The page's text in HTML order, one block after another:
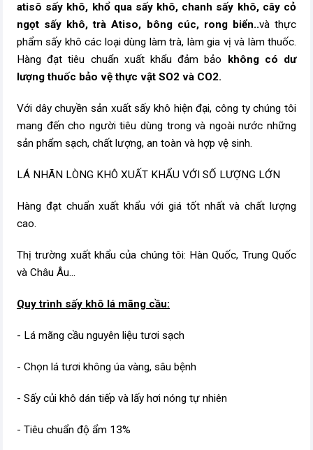
atisô sấy khô, khổ qua sấy khô, chanh sấy khô, cây cỏ
ngọt sấy khô, trà Atiso, bông cúc, rong biển..và thực
phẩm sấy khô các loại dùng làm trà, làm gia vị và làm thuốc.
Hàng đạt tiêu chuẩn xuất khẩu đảm bảo không có dư
lượng thuốc bảo vệ thực vật SO2 và CO2.
Với dây chuyền sản xuất sấy khô hiện đại, công ty chúng tôi
mang đến cho người tiêu dùng trong và ngoài nước những
sản phẩm sạch, chất lượng, an toàn và hợp vệ sinh.
LÁ NHÃN LÒNG KHÔ XUẤT KHẨU VỚI SỐ LƯỢNG LỚN
Hàng đạt chuẩn xuất khẩu với giá tốt nhất và chất lượng
cao.
Thị trường xuất khẩu của chúng tôi: Hàn Quốc, Trung Quốc
và Châu Âu...
Quy trình sấy khô lá mãng cầu:
- Lá mãng cầu nguyên liệu tươi sạch
- Chọn lá tươi không úa vàng, sâu bệnh
- Sấy củi khô dán tiếp và lấy hơi nóng tự nhiên
- Tiêu chuẩn độ ẩm 13%